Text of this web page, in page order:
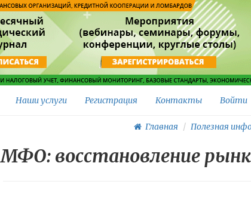
Наши услуги Регистрация Контакты Войти
Главная Полезная
МФО: восстановление